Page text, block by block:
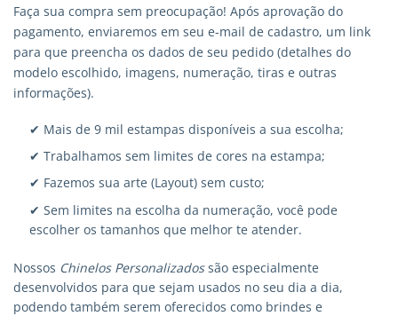
Faça sua compra sem preocupação! Após aprovação do
pagamento, enviaremos em seu e-mail de cadastro, um link
para que preencha os dados de seu pedido (detalhes do
modelo escolhido, imagens, numeração, tiras e outras
informações).
✔ Mais de 9 mil estampas disponíveis a sua escolha;
✔ Trabalhamos sem limites de cores na estampa;
✔ Fazemos sua arte (Layout) sem custo;
✔ Sem limites na escolha da numeração, você pode
escolher os tamanhos que melhor te atender.
Nossos Chinelos Personalizadossão especialmente
desenvolvidos para que sejam usados no seu dia a dia,
podendo também serem oferecidos como brindes e